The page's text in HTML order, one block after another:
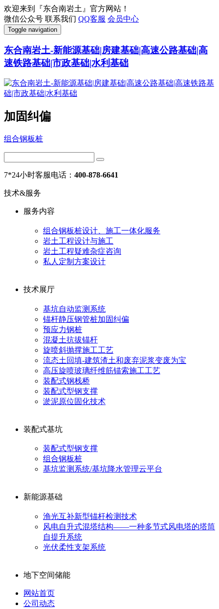
欢迎来到『东合南岩土』官方网站！
微信公众号 联系我们 QQ客服 会员中心
Toggle navigation
东合南岩土-新能源基础|房建基础|高速公路基础|高
速铁路基础|市政基础|水利基础
加固纠偏
组合钢板桩
7*24小时客服电话： 400-878-6641
技术&服务
服务内容
组合钢板桩设计、施工一体化服务
岩土工程设计与施工
岩土工程疑难杂症咨询
私人定制方案设计
技术展厅
基坑自动监测系统
锚杆静压钢管桩加固纠偏
预应力钢桩
混凝土抗拔锚杆
旋喷斜抛撑施工工艺
流态土回填-建筑渣土和废弃泥浆变废为宝
高压旋喷玻璃纤维筋锚索施工工艺
装配式钢栈桥
装配式型钢支撑
淤泥原位固化技术
装配式基坑
装配式型钢支撑
组合钢板桩
基坑监测系统/基坑降水管理云平台
新能源基础
渔光互补新型锚杆检测技术
风电自升式混塔结构——一种多节式风电塔的塔筒
自提升系统
光伏柔性支架系统
地下空间储能
网站首页
公司动态